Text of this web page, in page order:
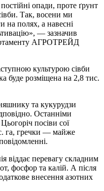
опади, проте ґрунт
Так, восени ми
на полях, а навесні
— зазначив
АГРОТРЕЙД
культурою сівби
буде розміщена на 2,8 тис.
та кукурудзи
Останніми
посіви сої
га, гречки — майже
віддає перевагу складним
фосфор та калій. А після
внесення азотних